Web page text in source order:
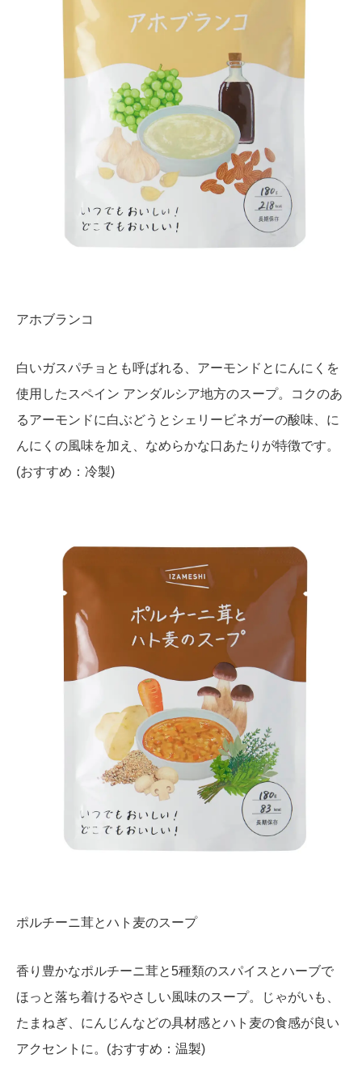
アホブランコ
白いガスパチョとも呼ばれる、アーモンドとにんにくを
使用したスペイン アンダルシア地方のスープ。コクのあ
るアーモンドに白ぶどうとシェリービネガーの酸味、に
んにくの風味を加え、なめらかな口あたりが特徴です。
(おすすめ：冷製)
ポルチーニ茸とハト麦のスープ
香り豊かなポルチーニ茸と5種類のスパイスとハーブで
ほっと落ち着けるやさしい風味のスープ。じゃがいも、
たまねぎ、にんじんなどの具材感とハト麦の食感が良い
アクセントに。(おすすめ：温製)